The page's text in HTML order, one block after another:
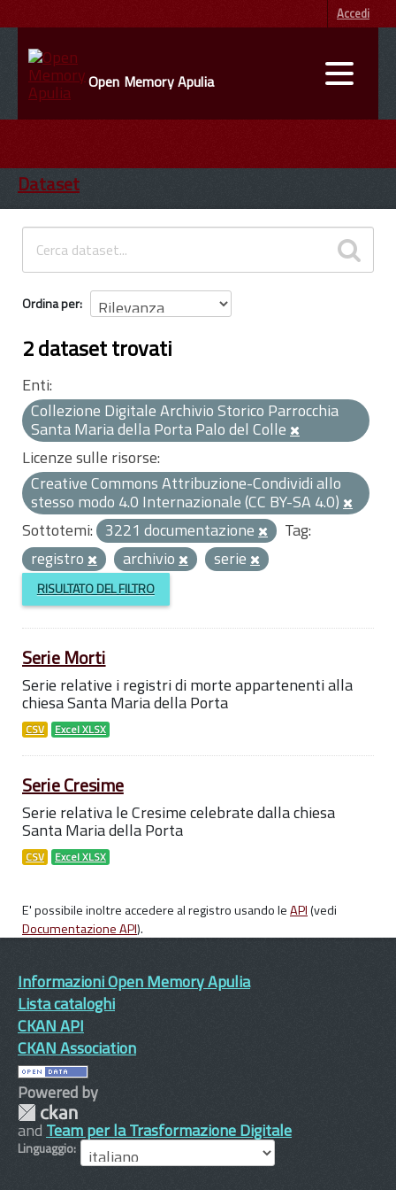
Accedi
Open Memory Apulia
ENTI
INFORMAZIONI
Dataset
Ordina per
2 dataset trovati
Enti:
Collezione Digitale Archivio Storico Parrocchia
Santa Maria della Porta Palo del Colle
Licenze sulle risorse:
Creative Commons Attribuzione-Condividi allo
stesso modo 4.0 Internazionale (CC BY-SA 4.0)
Sottotemi: 3221 documentazione
Tag:
registro
archivio serie
RISULTATO DEL FILTRO
Serie Morti
Serie relative i registri di morte appartenenti alla
chiesa Santa Maria della Porta
CSV Excel XLSX
Serie Cresime
Serie relativa le Cresime celebrate dalla chiesa
Santa Maria della Porta
CSV Excel XLSX
E' possibile inoltre accedere al registro usando leAPI(vedi
Documentazione API).
Informazioni Open Memory Apulia
Lista cataloghi
CKAN API
CKAN Association
Powered by
and Team per la Trasformazione Digitale
Linguaggio